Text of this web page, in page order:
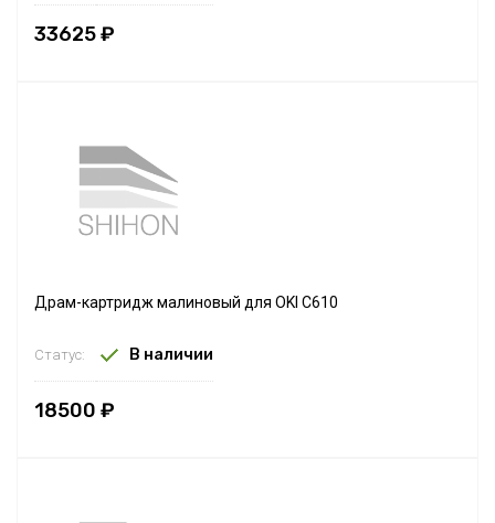
33625 ₽
Драм-картридж малиновый для OKI C610
Статус: В наличии
18500 ₽